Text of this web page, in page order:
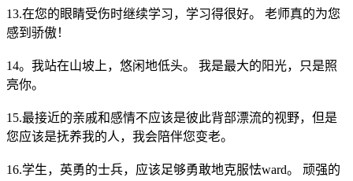
13.在您的眼睛受伤时继续学习，学习得很好。 老师真的为您
感到骄傲！
14。我站在山坡上，悠闲地低头。 我是最大的阳光，只是照
亮你。
15.最接近的亲戚和感情不应该是彼此背部漂流的视野，但是
您应该是抚养我的人，我会陪伴您变老。
16.学生，英勇的士兵，应该足够勇敢地克服怯ward。 顽强的